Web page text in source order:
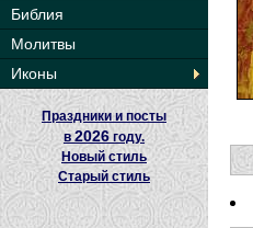
Библия
Молитвы
Иконы
Праздники и посты
в2026 году.
Новый стиль
Старый стиль